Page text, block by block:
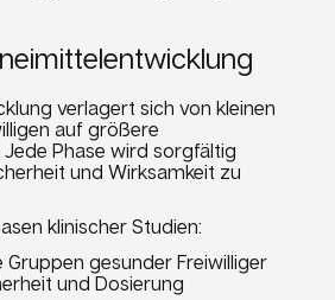
verlagert sich von kleinen
auf größere
Phase wird sorgfältig
und Wirksamkeit zu
klinischer Studien:
Gruppen gesunder Freiwilliger
und Dosierung